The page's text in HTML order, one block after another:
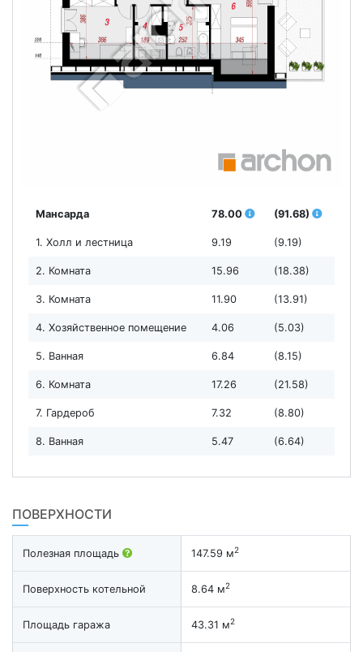
Мансарда 78.00 (91.68)
1. Холл и лестница 9.19 (9.19)
2. Комната 15.96 (18.38)
3. Комната 11.90 (13.91)
4. Хозяйственное помещение 4.06 (5.03)
5. Ванная 6.84 (8.15)
6. Комната 17.26 (21.58)
7. Гардероб 7.32 (8.80)
8. Ванная 5.47 (6.64)
ПОВЕРХНОСТИ
Полезная площадь 147.59 м2
Поверхность котельной 8.64 м2
Площадь гаража 43.31 м2